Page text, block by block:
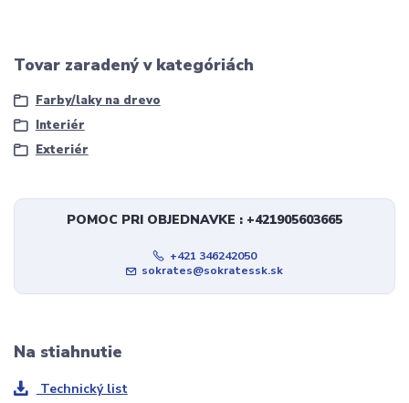
Tovar zaradený v kategóriách
Farby/laky na drevo
Interiér
Exteriér
POMOC PRI OBJEDNAVKE : +421905603665
+421 346242050
sokrates@sokratessk.sk
Na stiahnutie
Technický list